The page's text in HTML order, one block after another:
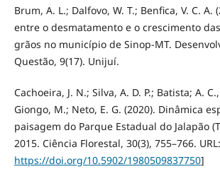
Brum, A. L.; Dalfovo, W. T.; Benfica, V. C. A.
entre o desmatamento e o crescimento
grãos no município de Sinop-MT.
Questão, 9(17). Unijuí.
Cachoeira, J. N.; Silva, A. D. P.; Batista; A.
Giongo, M.; Neto, E. G. (2020). Dinâmica
paisagem do Parque Estadual do Jalapão
2015. Ciência Florestal, 30(3), 755–766. URL:
https://doi.org/10.5902/1980509837750]